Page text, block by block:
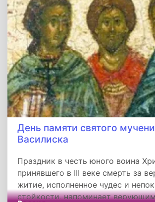
социальная ценность — в
общинных связей и напоминании
между человеком, верой и
День памяти святого
Василиска
Праздник в честь юного воина
принявшего в III веке смерть за
житие, исполненное чудес и
стойкости, напоминает